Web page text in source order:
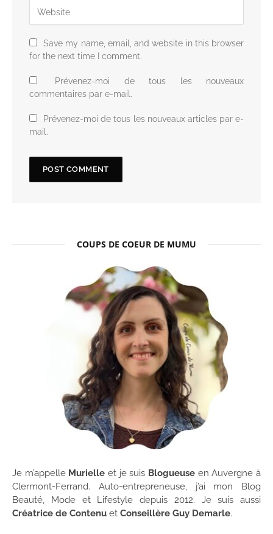
Save my name, email, and website in this browser
for the next time I comment.
Prévenez-moi de tous les nouveaux
commentaires par e-mail.
Prévenez-moi de tous les nouveaux articles par e-
mail.
COUPS DE COEUR DE MUMU
Je m’appelle Murielle et je suis Blogueuse en Auvergne à
Clermont-Ferrand. Auto-entrepreneuse, j’ai mon Blog
Beauté, Mode et Lifestyle depuis 2012. Je suis aussi
Créatrice de Contenu et Conseillère Guy Demarle.